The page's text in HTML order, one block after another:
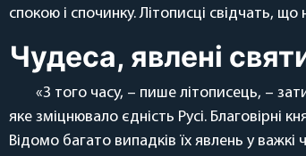
спокою і спочинку. Літописці свідчать,
Чудеса, явлені
«З того часу, – пише літописець, –
яке зміцнювало єдність Русі. Благовірні
Відомо багато випадків їх явлень у